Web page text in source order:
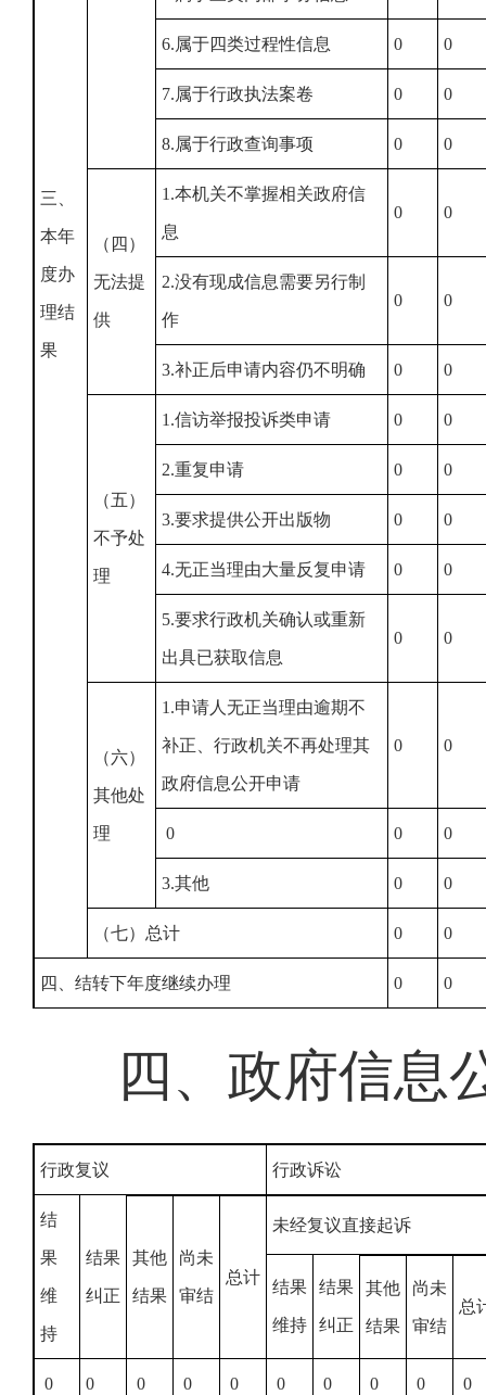
三、
本年
度办
理结
果
6.属于四类过程性信息 0 0
7.属于行政执法案卷 0 0
8.属于行政查询事项 0 0
（四）
无法提
供
1.本机关不掌握相关政府信
息
0 0
2.没有现成信息需要另行制
作
0 0
3.补正后申请内容仍不明确 0 0
（五）
不予处
理
1.信访举报投诉类申请 0 0
2.重复申请 0 0
3.要求提供公开出版物 0 0
4.无正当理由大量反复申请 0 0
5.要求行政机关确认或重新
出具已获取信息
0 0
（六）
其他处
理
1.申请人无正当理由逾期不
补正、行政机关不再处理其
政府信息公开申请
0 0
0 0 0
3.其他 0 0
（七）总计 0 0
四、结转下年度继续办理 0 0
四、政府信息
行政复议 行政诉讼
结
果
维
持
结果
纠正
其他
结果
尚未
审结
总计
未经复议直接起诉
结果
维持
结果
纠正
其他
结果
尚未
审结
总
0 0 0 0 0 0 0 0 0 0